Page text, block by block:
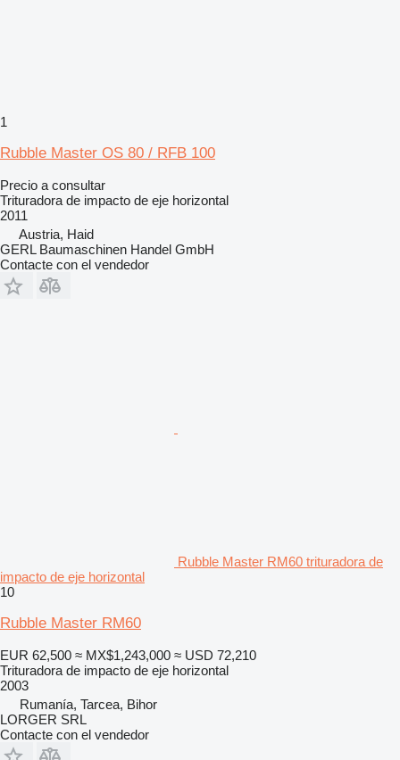
1
Rubble Master OS 80 / RFB 100
Precio a consultar
Trituradora de impacto de eje horizontal
2011
Austria, Haid
GERL Baumaschinen Handel GmbH
Contacte con el vendedor
Rubble Master RM60 trituradora de
impacto de eje horizontal
10
Rubble Master RM60
EUR 62,500 ≈ MX$1,243,000 ≈ USD 72,210
Trituradora de impacto de eje horizontal
2003
Rumanía, Tarcea, Bihor
LORGER SRL
Contacte con el vendedor